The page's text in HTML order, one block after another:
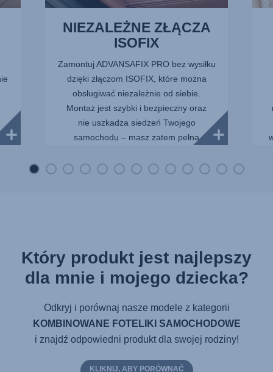
NIEZALEŻNE ZŁĄCZA
ISOFIX
Zamontuj ADVANSAFIX PRO bez wysiłku
dzięki złączom ISOFIX, które można
obsługiwać niezależnie od siebie.
Montaż jest szybki i bezpieczny oraz
nie uszkadza siedzeń Twojego
samochodu – masz zatem pełną
Który produkt jest najlepszy
dla mnie i mojego dziecka?
Odkryj i porównaj nasze modele z kategorii
KOMBINOWANE FOTELIKI SAMOCHODOWE
i znajdź odpowiedni produkt dla swojej rodziny!
KLIKNIJ, ABY PORÓWNAĆ